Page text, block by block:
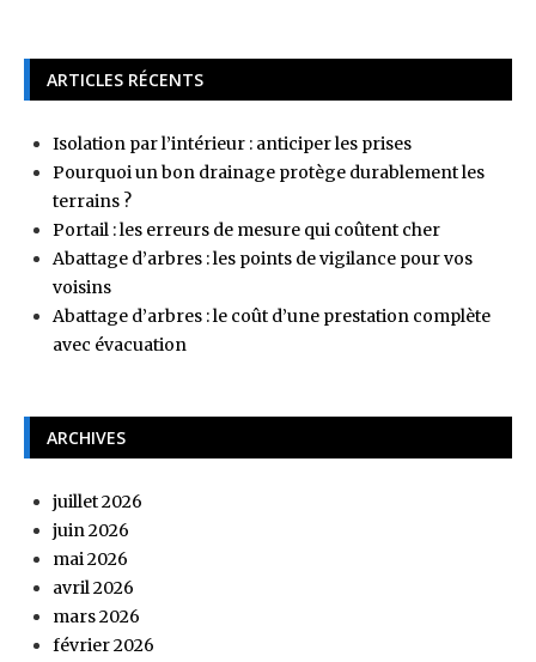
ARTICLES RÉCENTS
Isolation par l’intérieur : anticiper les prises
Pourquoi un bon drainage protège durablement les
terrains ?
Portail : les erreurs de mesure qui coûtent cher
Abattage d’arbres : les points de vigilance pour vos
voisins
Abattage d’arbres : le coût d’une prestation complète
avec évacuation
ARCHIVES
juillet 2026
juin 2026
mai 2026
avril 2026
mars 2026
février 2026